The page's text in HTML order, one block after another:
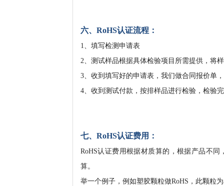
六、 RoHS认证流程：
1、填写检测申请表
2、测试样品根据具体检验项目所需提供，将
3、收到填写好的申请表，我们做合同报价单
4、收到测试付款，按排样品进行检验，检验
七、 RoHS认证费用：
RoHS认证费用根据材质算的，根据产品不
算。
举一个例子，例如塑胶颗粒做RoHS，此颗粒